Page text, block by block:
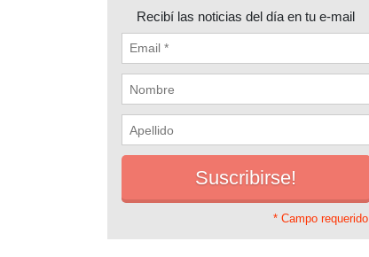
Recibí las noticias del día en tu e-mail
* Campo requerido